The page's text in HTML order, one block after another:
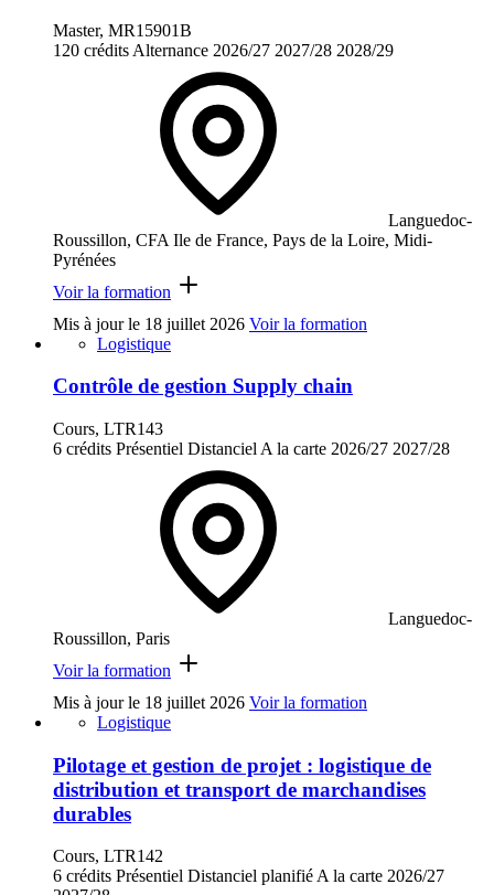
Master, MR15901B
120 crédits Alternance 2026/27 2027/28 2028/29
Languedoc-
Roussillon, CFA Ile de France, Pays de la Loire, Midi-
Pyrénées
Voir la formation
Mis à jour le 18 juillet 2026 Voir la formation
Logistique
Contrôle de gestion Supply chain
Cours, LTR143
6 crédits Présentiel Distanciel A la carte 2026/27 2027/28
Languedoc-
Roussillon, Paris
Voir la formation
Mis à jour le 18 juillet 2026 Voir la formation
Logistique
Pilotage et gestion de projet : logistique de
distribution et transport de marchandises
durables
Cours, LTR142
6 crédits Présentiel Distanciel planifié A la carte 2026/27